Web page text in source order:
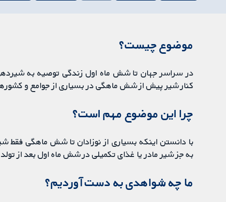
موضوع چیست؟
در سراسر جهان تا شش ماه اول زندگی توصیه به
کنار شیر پیش از شش ماهگی در بسیاری از جوامع و
چرا این موضوع مهم است؟
با دانستن اینکه بسیاری از نوزادان تا شش ماهگی فقط
به جز شیر مادر یا غذای تکمیلی در شش ماه اول بعد از
ما چه شواهدی به دست آوردیم؟